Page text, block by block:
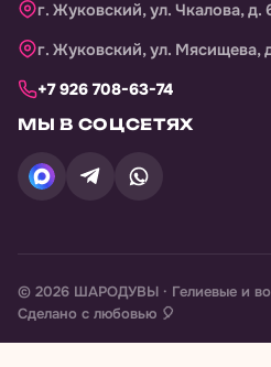
г. Жуковский, ул. Чкалова,
г. Жуковский, ул. Мясищева,
+7 926 708-63-74
МЫ В СОЦСЕТЯХ
© 2026 ШАРОДУВЫ · Гелиевые и
Сделано с любовью 🎈